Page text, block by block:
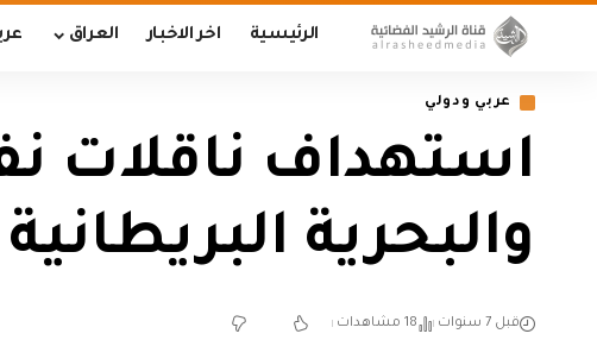
الرئيسية اخر الاخبار العراق
عربي ودولي
استهداف ناقلات
والبحرية
قبل 7 سنوات 18 مشاهدات